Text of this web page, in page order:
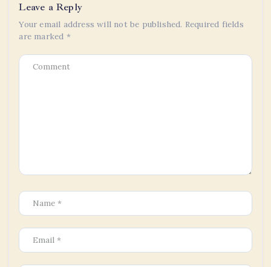
Leave a Reply
Your email address will not be published. Required fields
are marked *